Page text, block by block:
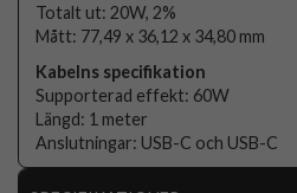
Totalt ut: 20W, 2%
Mått: 77,49 x 36,12 x 34,80 mm
Kabelns specifikation
Supporterad effekt: 60W
Längd: 1 meter
Anslutningar: USB-C och USB-C